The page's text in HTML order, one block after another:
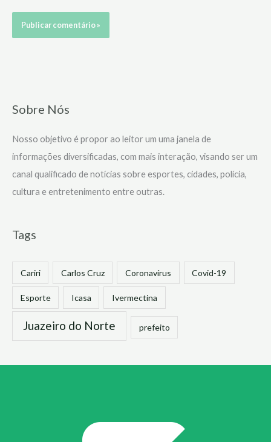
Sobre Nós
Nosso objetivo é propor ao leitor um uma janela de
informações diversificadas, com mais interação, visando ser um
canal qualificado de notícias sobre esportes, cidades, polícia,
cultura e entretenimento entre outras.
Tags
Cariri Carlos Cruz Coronavírus Covid-19
Esporte Icasa Ivermectina
Juazeiro do Norte prefeito